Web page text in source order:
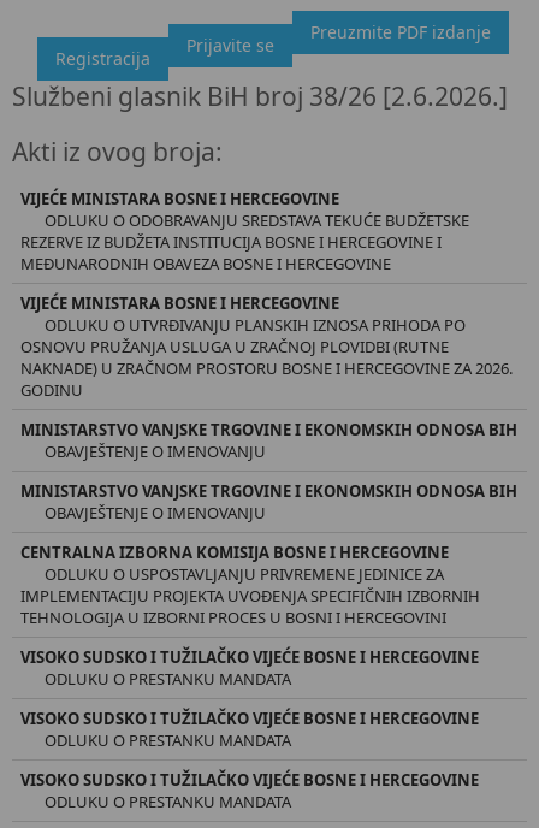
"Službeni glasnik BiH", broj 38/26 2.6.2026.
Ovdje možete preuzeti dokument, kao i obaviti kratki uvid u
sadržaj dokumenta.
Preuzmite PDF izdanje
Prijavite se
Registracija
Službeni glasnik BiH broj 38/26 [2.6.2026.]
Akti iz ovog broja:
VIJEĆE MINISTARA BOSNE I HERCEGOVINE
ODLUKU O ODOBRAVANJU SREDSTAVA TEKUĆE BUDŽETSKE
REZERVE IZ BUDŽETA INSTITUCIJA BOSNE I HERCEGOVINE I
MEĐUNARODNIH OBAVEZA BOSNE I HERCEGOVINE
VIJEĆE MINISTARA BOSNE I HERCEGOVINE
ODLUKU O UTVRĐIVANJU PLANSKIH IZNOSA PRIHODA PO
OSNOVU PRUŽANJA USLUGA U ZRAČNOJ PLOVIDBI (RUTNE
NAKNADE) U ZRAČNOM PROSTORU BOSNE I HERCEGOVINE ZA 2026.
GODINU
MINISTARSTVO VANJSKE TRGOVINE I EKONOMSKIH ODNOSA BIH
OBAVJEŠTENJE O IMENOVANJU
MINISTARSTVO VANJSKE TRGOVINE I EKONOMSKIH ODNOSA BIH
OBAVJEŠTENJE O IMENOVANJU
CENTRALNA IZBORNA KOMISIJA BOSNE I HERCEGOVINE
ODLUKU O USPOSTAVLJANJU PRIVREMENE JEDINICE ZA
IMPLEMENTACIJU PROJEKTA UVOĐENJA SPECIFIČNIH IZBORNIH
TEHNOLOGIJA U IZBORNI PROCES U BOSNI I HERCEGOVINI
VISOKO SUDSKO I TUŽILAČKO VIJEĆE BOSNE I HERCEGOVINE
ODLUKU O PRESTANKU MANDATA
VISOKO SUDSKO I TUŽILAČKO VIJEĆE BOSNE I HERCEGOVINE
ODLUKU O PRESTANKU MANDATA
VISOKO SUDSKO I TUŽILAČKO VIJEĆE BOSNE I HERCEGOVINE
ODLUKU O PRESTANKU MANDATA